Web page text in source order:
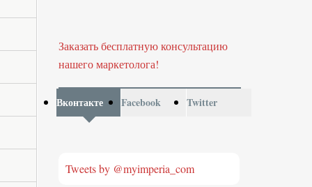
Заказать бесплатную консультацию
нашего маркетолога!
Вконтакте Facebook Twitter
Tweets by @myimperia_com